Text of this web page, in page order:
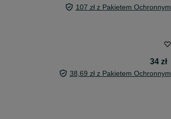
107 zł z Pakietem Ochronnym
34 zł
38,69 zł z Pakietem Ochronnym